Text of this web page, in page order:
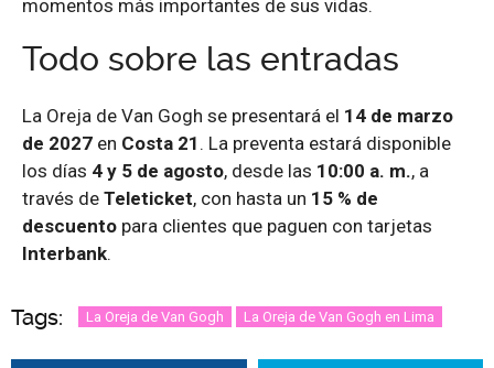
momentos más importantes de sus vidas.
Todo sobre las entradas
La Oreja de Van Gogh se presentará el 14 de marzo
de 2027 en Costa 21 . La preventa estará disponible
los días 4 y 5 de agosto, desde las 10:00 a. m., a
través de Teleticket, con hasta un 15 % de
descuento para clientes que paguen con tarjetas
Interbank.
Tags: La Oreja de Van Gogh La Oreja de Van Gogh en Lima